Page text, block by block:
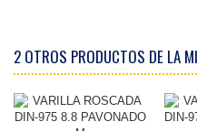
2 OTROS PRODUCTOS DE LA